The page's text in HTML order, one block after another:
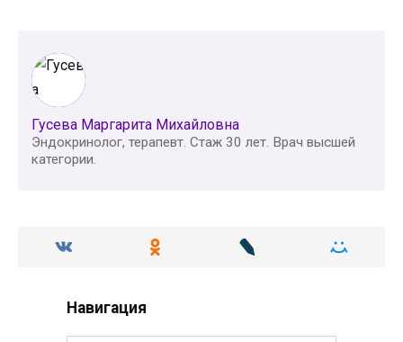
Гусева Маргарита Михайловна
Эндокринолог, терапевт. Стаж 30 лет. Врач высшей
категории.
Навигация